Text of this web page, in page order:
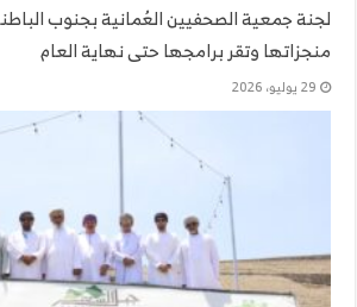
لجنة جمعية الصحفيين العُمانية بجنوب
منجزاتها وتقر برامجها حتى نهاية العام
29 يوليو، 2026